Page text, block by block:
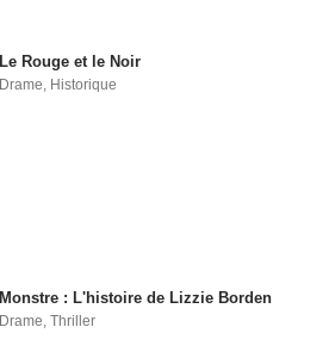
Le Rouge et le Noir
Drame, Historique
Monstre : L'histoire de Lizzie Borden
Drame,Thriller